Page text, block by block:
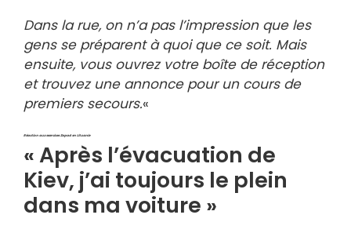
Dans la rue, on n’a pas l’impression que les
gens se préparent à quoi que ce soit. Mais
ensuite, vous ouvrez votre boîte de réception
et trouvez une annonce pour un cours de
premiers secours.«
Réaction aux exercices Zapad en Lituanie
« Après l’évacuation de
Kiev, j’ai toujours le plein
dans ma voiture »